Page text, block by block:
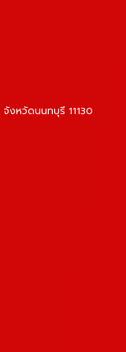
งหวัดนนทบุรี 11130